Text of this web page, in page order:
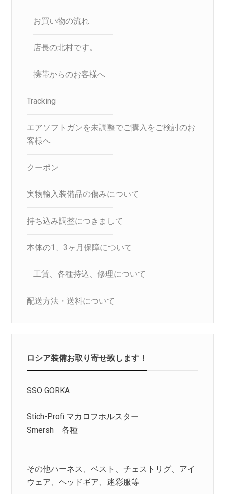
お買い物の流れ
店長の北村です。
携帯からのお客様へ
Tracking
エアソフトガンを未調整でご購入をご検討のお
客様へ
クーポン
実物輸入装備品の傷みについて
持ち込み調整につきまして
本体の1、3ヶ月保障について
工賃、各種持込、修理について
配送方法・送料について
ロシア装備お取り寄せ致します！
SSO GORKA
Stich-Profi マカロフホルスター
Smersh 各種
その他ハーネス、ベスト、チェストリグ、アイ
ウェア、ヘッドギア、迷彩服等